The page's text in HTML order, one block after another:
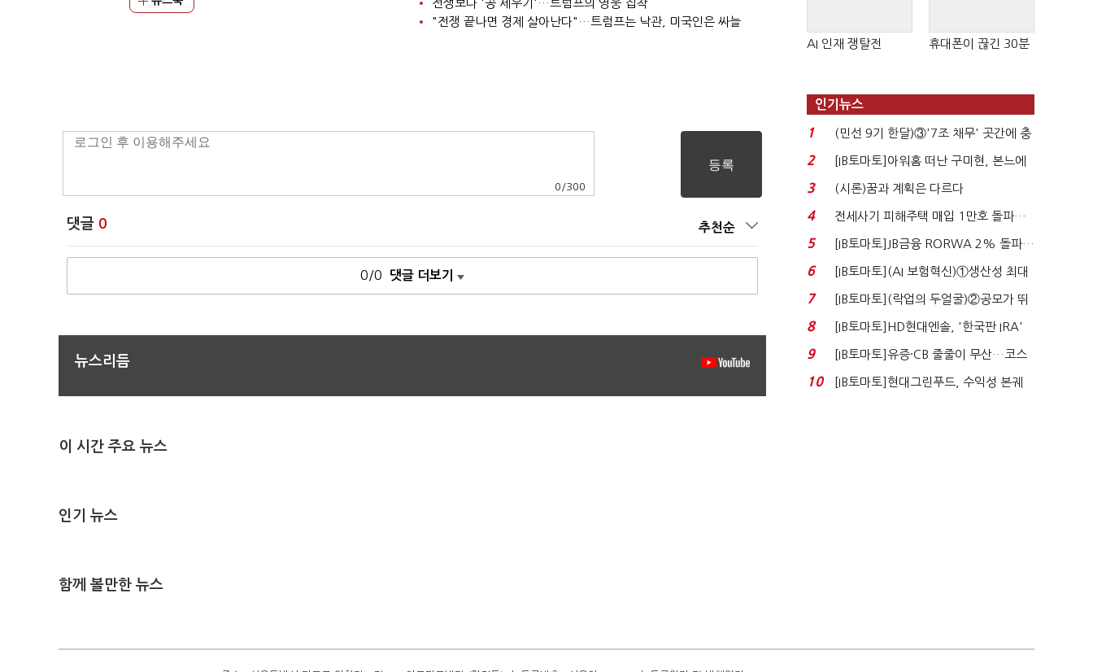
전쟁보다 '공 세우기'…트럼프의 영웅 집착
"전쟁 끝나면 경제 살아난다"…트럼프는 낙관, 미국인은 싸늘
0 /300
댓글 0 추천순
0/0 댓글 더보기
뉴스리듬
이 시간 주요 뉴스
인기 뉴스
함께 볼만한 뉴스
AI 인재 쟁탈전 휴대폰이 끊긴 30분
인기뉴스
1
(민선 9기 한달)③'7조 채무' 곳간에 충
격…추미애, 20년...
2
[IB토마토]아워홈 떠난 구미현, 본느에
340억 베팅…가...
3 (시론)꿈과 계획은 다르다
4
전세사기 피해주택 매입 1만호 돌파…
누적 피해자 4만2...
5
[IB토마토]JB금융 RORWA 2% 돌파…
실적 견인은 은행 ...
6
[IB토마토](AI 보험혁신)①생산성 최대
80% 개선…현실...
7
[IB토마토](락업의 두얼굴)②공모가 뛰
자 첫날 매도…FI ...
8
[IB토마토]HD현대엔솔, '한국판 IRA'
수혜 부상…세액공...
9
[IB토마토]유증·CB 줄줄이 무산…코스
닥 벌점 급증에 ...
10
[IB토마토]현대그린푸드, 수익성 본궤